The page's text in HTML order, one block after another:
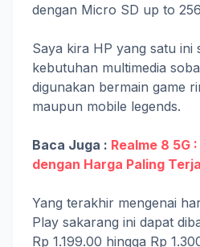
dengan Micro SD up to
Saya kira HP yang satu
kebutuhan multimedia
digunakan bermain game
maupun mobile legends.
Baca Juga : Realme 8 5G
dengan Harga Paling
Yang terakhir mengenai
Play sakarang ini dapat
Rp 1.199.00 hingga Rp